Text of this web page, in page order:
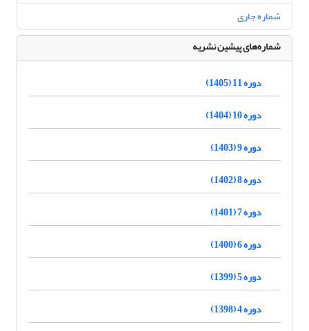
شماره جاری
شماره‌های پیشین نشریه
دوره 11 (1405)
دوره 10 (1404)
دوره 9 (1403)
دوره 8 (1402)
دوره 7 (1401)
دوره 6 (1400)
دوره 5 (1399)
دوره 4 (1398)